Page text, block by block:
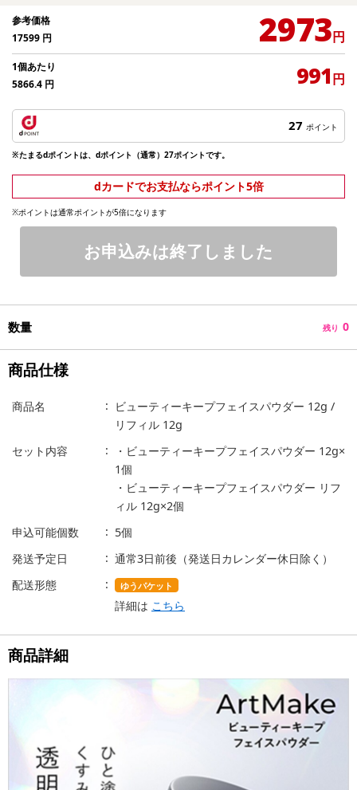
参考価格
17599 円 2973円
1個あたり
5866.4 円 991円
27 ポイント
※たまるdポイントは、dポイント（通常）27ポイントです。
dカードでお支払ならポイント5倍
※ポイントは通常ポイントが5倍になります
お申込みは終了しました
数量 残り 0
商品仕様
商品名
ビューティーキープフェイスパウダー 12g /
リフィル 12g
セット内容
・ビューティーキープフェイスパウダー 12g×
1個
・ビューティーキープフェイスパウダー リフ
ィル 12g×2個
申込可能個数
5個
発送予定日
通常3日前後（発送日カレンダー休日除く）
配送形態
ゆうパケット
詳細は こちら
商品詳細